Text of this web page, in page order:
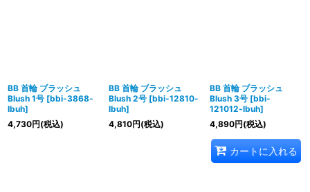
BB 首輪 ブラッシュ
Blush 1号 [bbi-3868-
lbuh]
4,730円(税込)
BB 首輪 ブラッシュ
Blush 2号 [bbi-12810-
lbuh]
4,810円(税込)
BB 首輪 ブラッシュ
Blush 3号 [bbi-
121012-lbuh]
4,890円(税込)
カートに入れる